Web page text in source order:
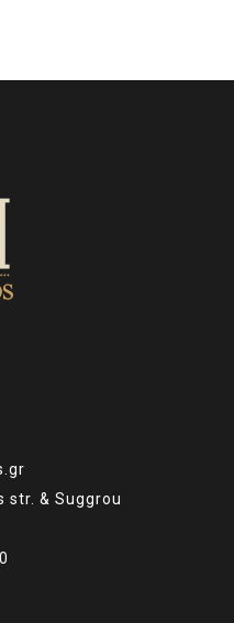
str. & Suggrou